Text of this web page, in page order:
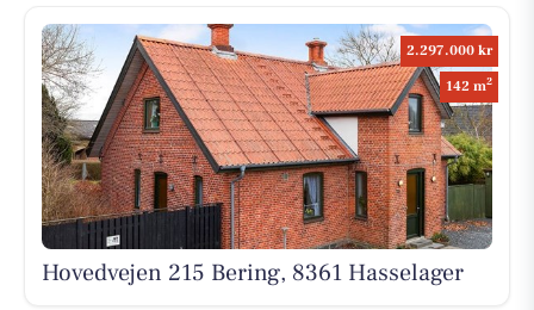
2.297.000 kr
142 m2
Hovedvejen 215 Bering, 8361 Hasselager